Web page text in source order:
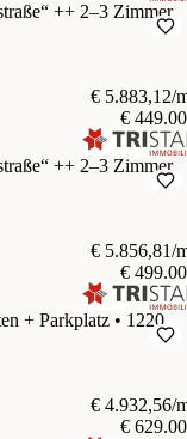
++ 2–3 Zimmer
€ 5.883,12/
€
++ 2–3 Zimmer
€ 5.856,81/
€
+ Parkplatz • 1220
€ 4.932,56/
€